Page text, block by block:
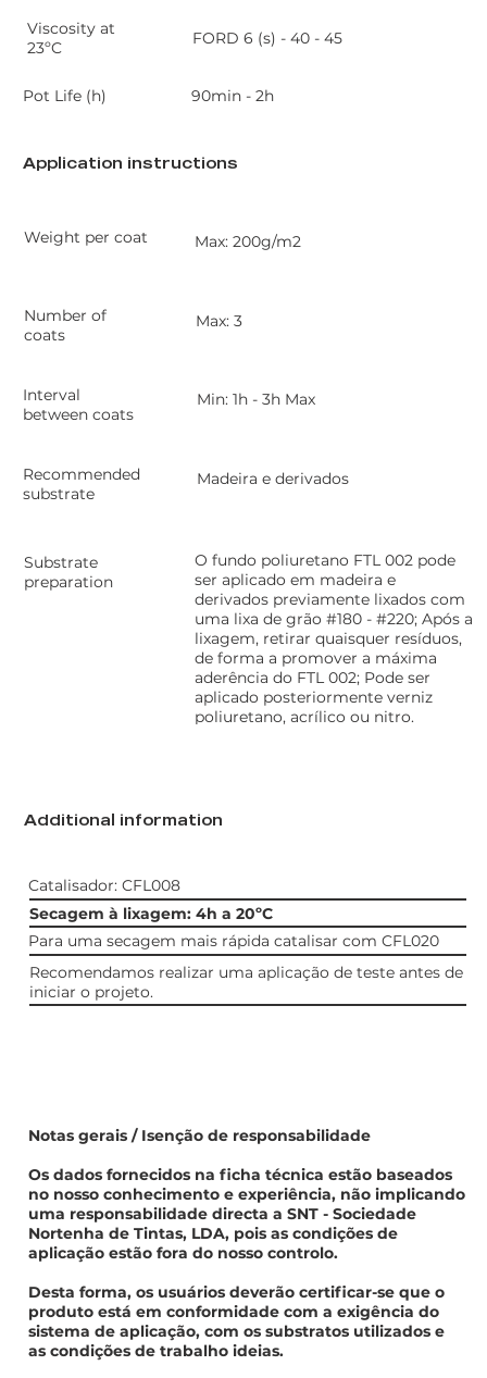
Application instructions
Weight per coat
Number of
coats
Interval
between coats
Recommended
substrate
Substrate
preparation
Max: 3
Min: 1h - 3h Max
Madeira e derivados
O fundo poliuretano FTL 002 pode
ser aplicado em madeira e
derivados previamente lixados com
uma lixa de grão #180 - #220; Após a
lixagem, retirar quaisquer resíduos,
de forma a promover a máxima
aderência do FTL 002; Pode ser
aplicado posteriormente verniz
poliuretano, acrílico ou nitro.
Max: 200g/m2
Viscosity at
23ºC
Pot Life (h)
FORD 6 (s) - 40 - 45
90min - 2h
Additional information
Catalisador: CFL008
Secagem à lixagem: 4h a 20ºC
Para uma secagem mais rápida catalisar com CFL020
Recomendamos realizar uma aplicação de teste antes de
iniciar o projeto.
Notas gerais / Isenção de responsabilidade
Os dados fornecidos na ficha técnica estão baseados
no nosso conhecimento e experiência, não implicando
uma responsabilidade directa a SNT - Sociedade
Nortenha de Tintas, LDA, pois as condições de
aplicação estão fora do nosso controlo.
Desta forma, os usuários deverão certificar-se que o
produto está em conformidade com a exigência do
sistema de aplicação, com os substratos utilizados e
as condições de trabalho ideias.